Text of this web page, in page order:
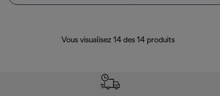
Vous visualisez 14 des 14 produits